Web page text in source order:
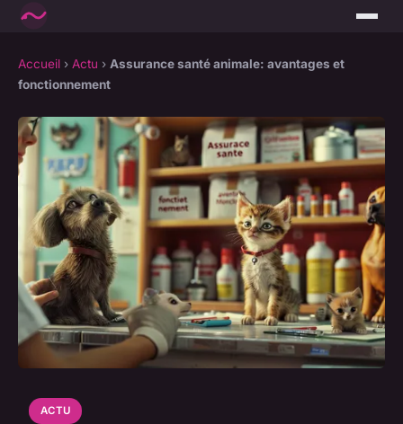
Accueil › Actu › Assurance santé animale: avantages et
fonctionnement
ACTU